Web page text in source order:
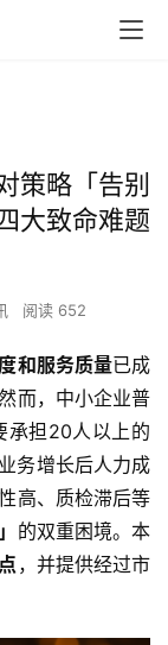
策略「告别
大致命难题
阅读 652
和服务质量已成
而，中小企业普
承担20人以上的
务增长后人力成
高、质检滞后等
的双重困境。本
，并提供经过市